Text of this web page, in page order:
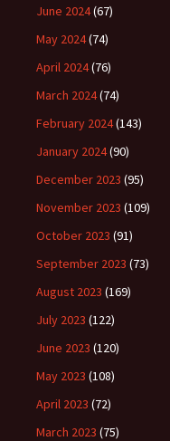
June 2024(67)
May 2024(74)
April 2024(76)
March 2024(74)
February 2024(143)
January 2024(90)
December 2023 (95)
November 2023 (109)
October 2023 (91)
September 2023 (73)
August 2023 (169)
July 2023 (122)
June 2023 (120)
May 2023 (108)
April 2023 (72)
March 2023 (75)